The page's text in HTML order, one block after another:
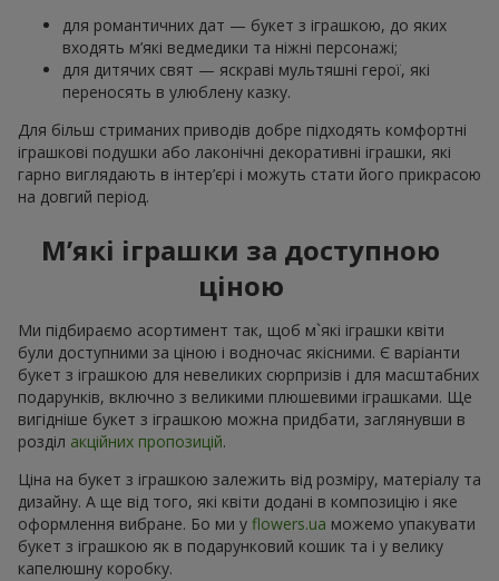
для романтичних дат — букет з іграшкою, до яких
входять м’які ведмедики та ніжні персонажі;
для дитячих свят — яскраві мультяшні герої, які
переносять в улюблену казку.
Для більш стриманих приводів добре підходять комфортні
іграшкові подушки або лаконічні декоративні іграшки, які
гарно виглядають в інтер’єрі і можуть стати його прикрасою
на довгий період.
М’які іграшки за доступною
ціною
Ми підбираємо асортимент так, щоб м`які іграшки квіти
були доступними за ціною і водночас якісними. Є варіанти
букет з іграшкою для невеликих сюрпризів і для масштабних
подарунків, включно з великими плюшевими іграшками. Ще
вигідніше букет з іграшкою можна придбати, заглянувши в
розділ акційних пропозицій.
Ціна на букет з іграшкою залежить від розміру, матеріалу та
дизайну. А ще від того, які квіти додані в композицію і яке
оформлення вибране. Бо ми у flowers.ua можемо упакувати
букет з іграшкою як в подарунковий кошик та і у велику
капелюшну коробку.